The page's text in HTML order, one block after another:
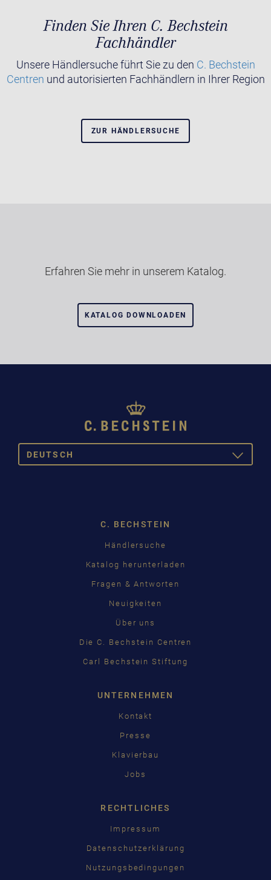
Finden Sie Ihren C. Bechstein
Fachhändler
Unsere Händlersuche führt Sie zu den C. Bechstein
Centren und autorisierten Fachhändlern in Ihrer Region
ZUR HÄNDLERSUCHE
Erfahren Sie mehr in unserem Katalog.
KATALOG DOWNLOADEN
DEUTSCH
TOGGLE
Pусский
C. BECHSTEIN
Händlersuche
Katalog herunterladen
Fragen & Antworten
Neuigkeiten
Über uns
Die C. Bechstein Centren
Carl Bechstein Stiftung
UNTERNEHMEN
Kontakt
Presse
Klavierbau
Jobs
RECHTLICHES
Impressum
Datenschutzerklärung
Nutzungsbedingungen